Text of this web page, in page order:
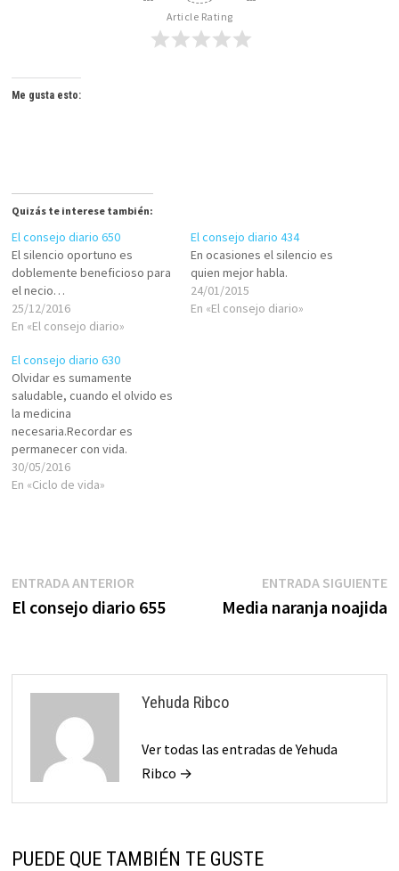
Article Rating
Me gusta esto:
Quizás te interese también:
El consejo diario 650
El silencio oportuno es
doblemente beneficioso para
el necio…
25/12/2016
En «El consejo diario»
El consejo diario 434
En ocasiones el silencio es
quien mejor habla.
24/01/2015
En «El consejo diario»
El consejo diario 630
Olvidar es sumamente
saludable, cuando el olvido es
la medicina
necesaria.Recordar es
permanecer con vida.
30/05/2016
En «Ciclo de vida»
Navegación
de
ENTRADA ANTERIOREntrada
anterior:
El consejo diario 655
ENTRADA SIGUIENTE
Media naranja noajida
Yehuda Ribco
Ver todas las entradas de Yehuda
Ribco →
PUEDE QUE TAMBIÉN TE GUSTE